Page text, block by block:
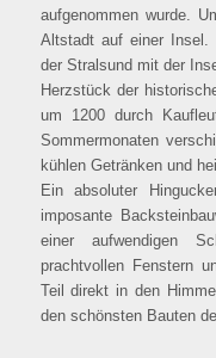
aufgenommen wurde.
Altstadt auf einer Insel.
der Stralsund mit der
Herzstück der
um 1200 durch
Sommermonaten
kühlen Getränken und
Ein absoluter
imposante
einer aufwendigen
prachtvollen Fenstern
Teil direkt in den
den schönsten Bauten